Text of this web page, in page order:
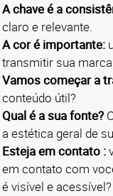
A chave é a
claro e relevante.
A cor é importante:
transmitir sua
Vamos começar a
conteúdo útil?
Qual é a sua fonte?
a estética geral de
Esteja em contato :
em contato com
é visível e acessível?